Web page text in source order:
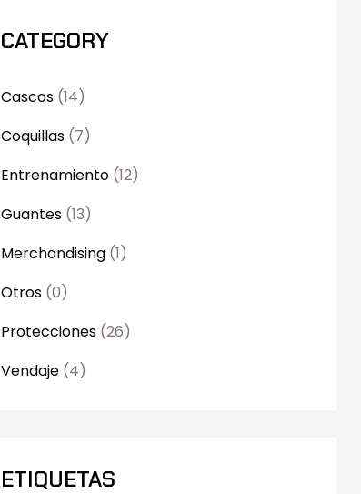
CATEGORY
Cascos (14)
Coquillas (7)
Entrenamiento (12)
Guantes (13)
Merchandising (1)
Otros (0)
Protecciones (26)
Vendaje (4)
ETIQUETAS